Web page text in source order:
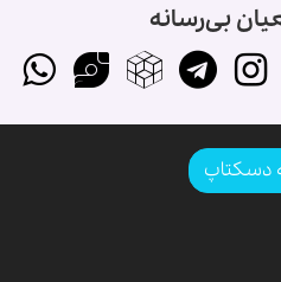
بی‌رسانه
دسکتاپ